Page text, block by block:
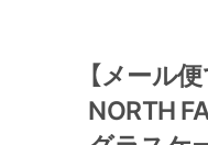
【メール
NORTH